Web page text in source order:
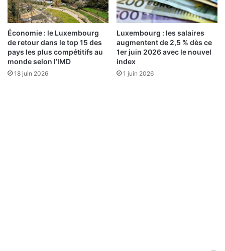
Économie : le Luxembourg
de retour dans le top 15 des
pays les plus compétitifs au
monde selon l’IMD
18 juin 2026
Luxembourg : les salaires
augmentent de 2,5 % dès ce
1er juin 2026 avec le nouvel
index
1 juin 2026